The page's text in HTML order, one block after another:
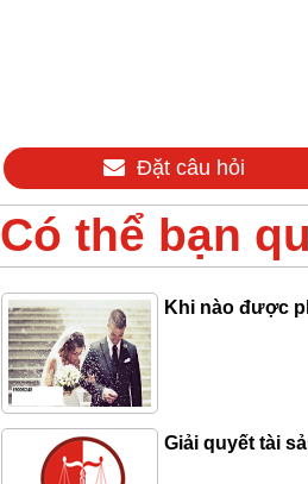
Đặt câu hỏi
Có thể bạn
Khi nào được
Giải quyết tài